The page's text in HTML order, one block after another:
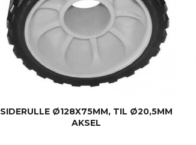
SIDERULLE Ø128X75MM, TIL Ø20,5MM
AKSEL